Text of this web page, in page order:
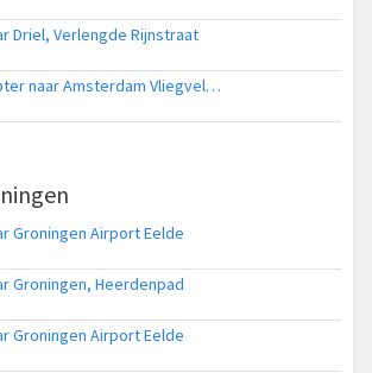
Driel, Verlengde Rijnstraat
Politiehelikopter naar Amsterdam Vliegveld Schiphol
Groningen Airport Eelde
Groningen, Heerdenpad
Groningen Airport Eelde